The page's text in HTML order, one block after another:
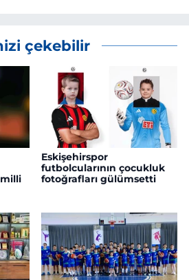
çekebilir
Eskişehirspor
futbolcularının çocukluk
fotoğrafları gülümsetti